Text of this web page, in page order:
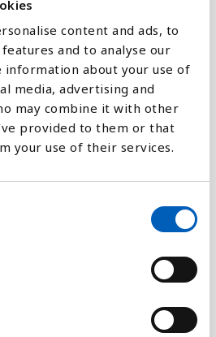
content and ads, to
and to analyse our
information about your use of
media, advertising and
may combine it with other
provided to them or that
your use of their services.
på
International
er i fare for
følge af
Mange krybdyr, fugle og